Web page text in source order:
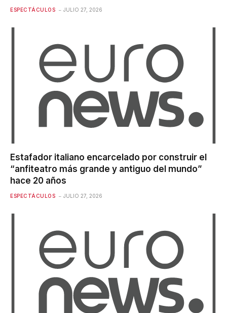
ESPECTÁCULOS JULIO 27, 2026
Estafador italiano encarcelado por construir el
“anfiteatro más grande y antiguo del mundo”
hace 20 años
ESPECTÁCULOS JULIO 27, 2026